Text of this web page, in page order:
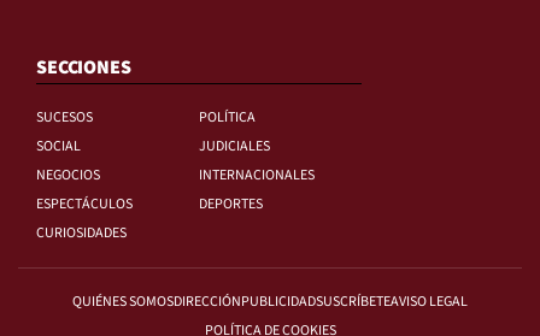
SECCIONES
SUCESOS
POLÍTICA
SOCIAL
JUDICIALES
NEGOCIOS
INTERNACIONALES
ESPECTÁCULOS
DEPORTES
CURIOSIDADES
QUIÉNES SOMOSDIRECCIÓNPUBLICIDADSUSCRÍBETEAVISO LEGAL
POLÍTICA DE COOKIES